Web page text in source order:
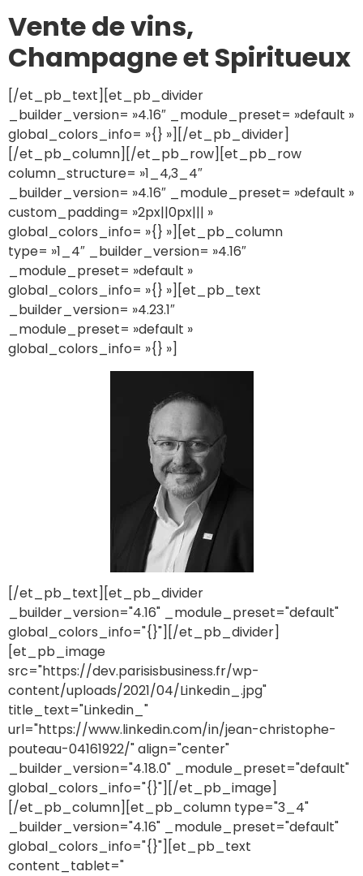
Vente de vins,
Champagne et Spiritueux
[/et_pb_text][et_pb_divider
_builder_version= »4.16″ _module_preset= »default »
global_colors_info= »{} »][/et_pb_divider]
[/et_pb_column][/et_pb_row][et_pb_row
column_structure= »1_4,3_4″
_builder_version= »4.16″ _module_preset= »default »
custom_padding= »2px||0px||| »
global_colors_info= »{} »][et_pb_column
type= »1_4″ _builder_version= »4.16″
_module_preset= »default »
global_colors_info= »{} »][et_pb_text
_builder_version= »4.23.1″
_module_preset= »default »
global_colors_info= »{} »]
[/et_pb_text][et_pb_divider
_builder_version="4.16" _module_preset="default"
global_colors_info="{}"][/et_pb_divider]
[et_pb_image
src="https://dev.parisisbusiness.fr/wp-
content/uploads/2021/04/Linkedin_.jpg"
title_text="Linkedin_"
url="https://www.linkedin.com/in/jean-christophe-
pouteau-04161922/" align="center"
_builder_version="4.18.0" _module_preset="default"
global_colors_info="{}"][/et_pb_image]
[/et_pb_column][et_pb_column type="3_4"
_builder_version="4.16" _module_preset="default"
global_colors_info="{}"][et_pb_text
content_tablet="